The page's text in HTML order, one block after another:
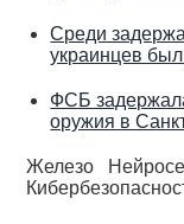
Среди
украинцев
ФСБ
оружия в
Железо